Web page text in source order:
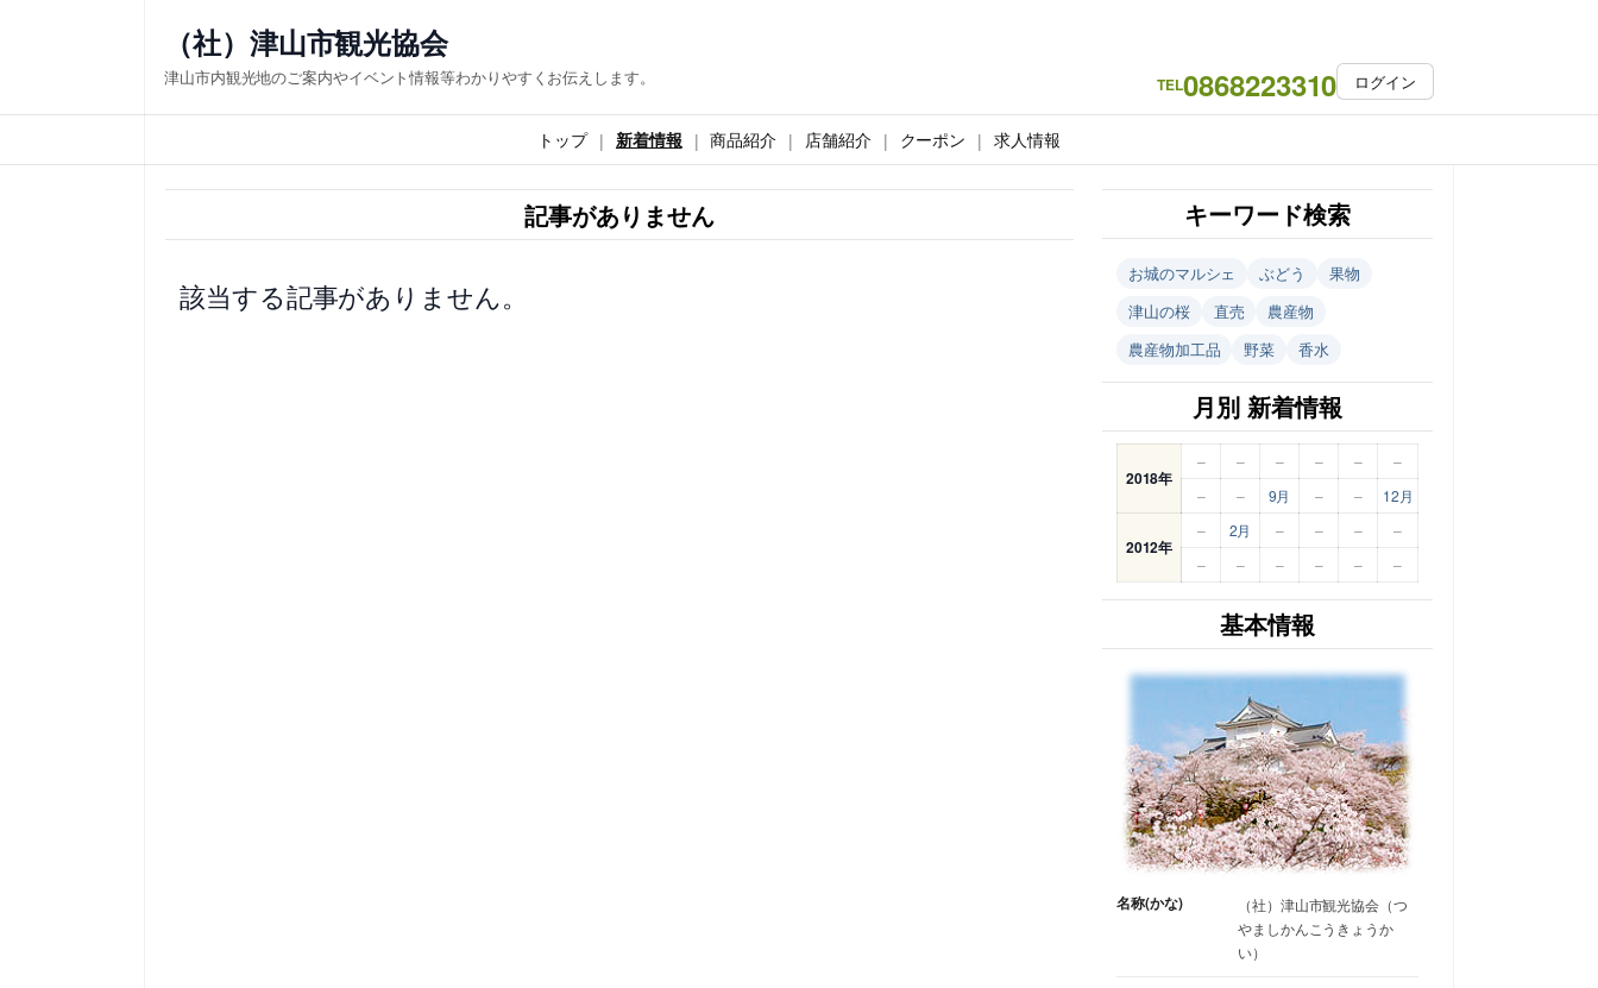
ス
キ
（社）津山市観光協会
津山市内観光地のご案内やイベント情報等わかりやすくお伝えします。 TEL0868223310 ログイン
トップ 新着情報 商品紹介 店舗紹介 クーポン 求人情報
記事がありません
該当する記事がありません。
キーワード検索
お城のマルシェ ぶどう
果物
津山の桜
直売
農産物
農産物加工品
野菜 香水
月別 新着情報
2018年
– – – – –
–
–
– 9月 – – 12月
2012年
– 2月 – – –
–
–
– – – – –
基本情報
名称(かな)
（社）津山市観光協会（つ
やましかんこうきょうか
い）